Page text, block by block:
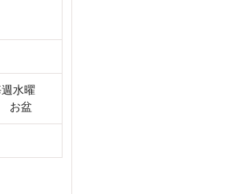
水曜
お盆